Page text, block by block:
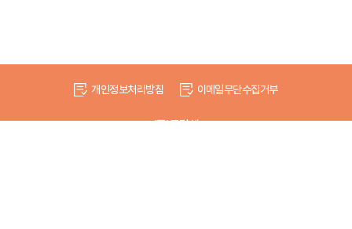
개인정보처리방침 이메일무단수집거부
(주)드림셀